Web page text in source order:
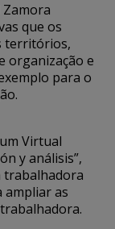
Zamora
que os
territórios,
organização e
para o
Virtual
y análisis”,
trabalhadora
ampliar as